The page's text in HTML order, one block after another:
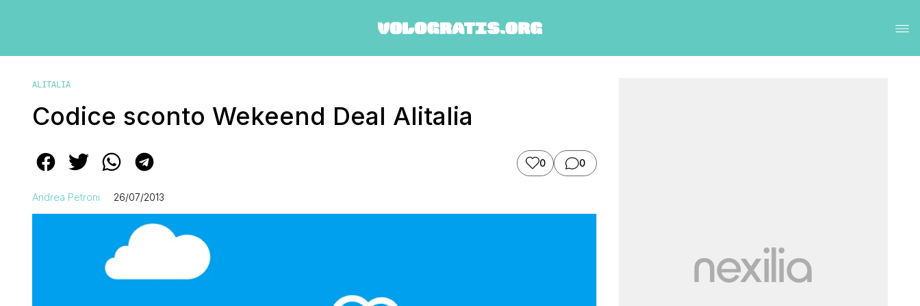
ALITALIA
Codice sconto Wekeend Deal Alitalia
0 0
Andrea Petroni 26/07/2013